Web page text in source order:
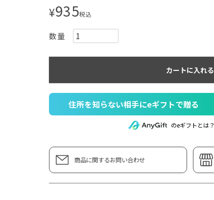
¥935税込
カートに入れる
住所を知らない相手にeギフトで贈る
のeギフトとは？
商品に関するお問い合わせ